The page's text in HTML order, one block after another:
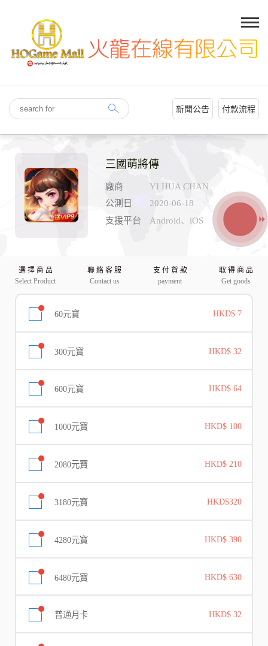
新聞公告 付款流程
三國萌將傳
廠商
YI HUA CHAN
公測日
2020-06-18
支援平台
Android、iOS
選 擇 商 品
Select Product
聯 絡 客 服
Contact us
支 付 貨 款
payment
取 得 商 品
Get goods
60元寶 HKD$ 7
300元寶 HKD$ 32
600元寶 HKD$ 64
1000元寶 HKD$ 100
2080元寶 HKD$ 210
3180元寶 HKD$320
4280元寶 HKD$ 390
6480元寶 HKD$ 630
普通月卡 HKD$ 32